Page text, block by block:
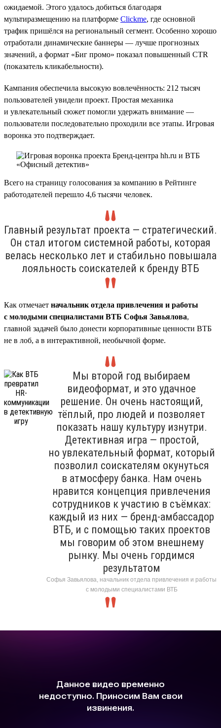
ожидаемой. Этого удалось добиться благодаря
мультиразмещению на платформе Clickme, где основной
трафик пришёлся на региональный сегмент. Особенно хорошо
отработали динамические баннеры — лучше прогнозных
значений, а формат «Биг промо» показал повышенный CTR
(показатель кликабельности).
Кампания обеспечила высокую вовлечённость: 212 тысяч
пользователей увидели проект. Простая механика
и увлекательный сюжет помогли удержать внимание —
пользователи последовательно проходили все этапы. Игровая
воронка это подтверждает.
Всего на страницу голосования за компанию в Рейтинге
работодателей перешло 4,6 тысячи человек.
Главный результат проекта — стратегический.
Он стал итогом системной работы, которая
велась несколько лет и стабильно повышала
лояльность соискателей к бренду ВТБ
Как отмечает начальник отдела привлечения и работы
с молодыми специалистами ВТБ Софья Завьялова,
главной задачей было донести корпоративные ценности ВТБ
не в лоб, а в интерактивной, необычной форме.
Мы второй год выбираем
видеоформат, и это удачное
решение. Он очень настоящий,
тёплый, про людей и позволяет
показать нашу культуру изнутри.
Детективная игра — простой,
но увлекательный формат, который
позволил соискателям окунуться
в атмосферу банка. Нам очень
нравится концепция привлечения
сотрудников к участию в съёмках:
каждый из них — бренд-амбассадор
ВТБ, и с помощью таких проектов
мы говорим об этом внешнему
рынку. Мы очень гордимся
результатом
Софья Завьялова, начальник отдела привлечения и работы
с молодыми специалистами ВТБ